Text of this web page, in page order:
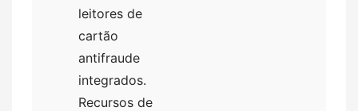
leitores de
cartão
antifraude
integrados.
Recursos de